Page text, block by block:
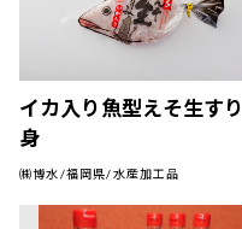
イカ入り魚型えそ生すり
身
㈱博水/福岡県/水産加工品